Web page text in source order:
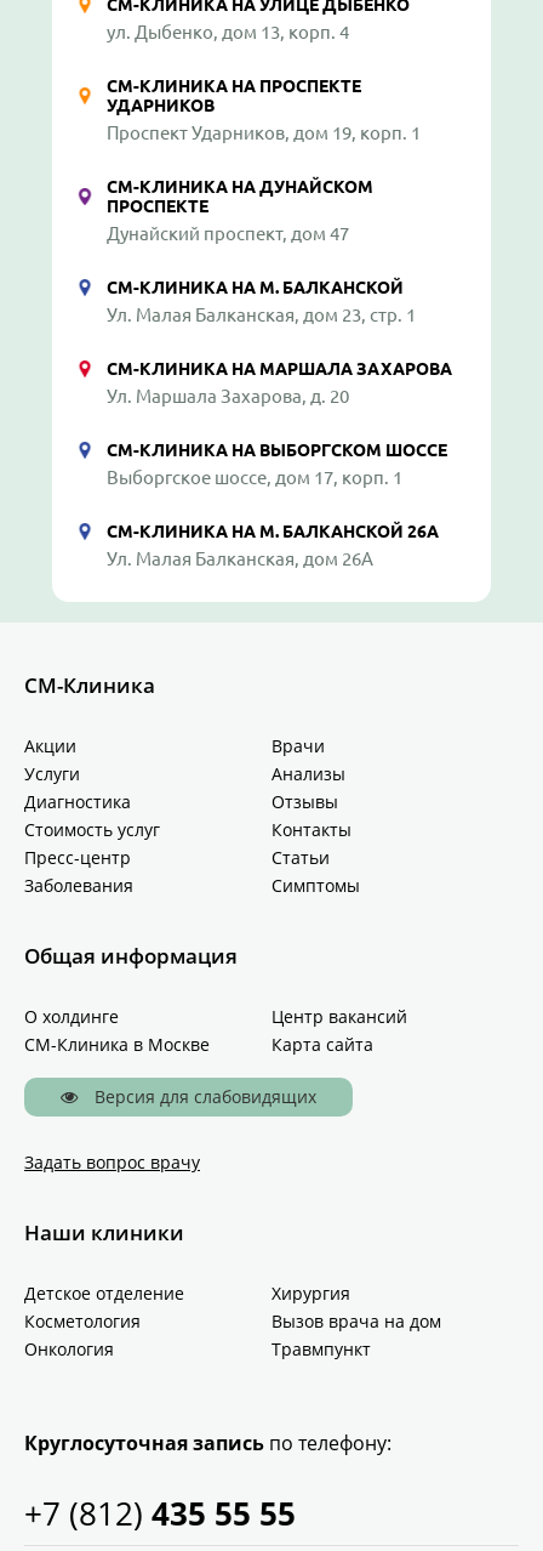
СМ-КЛИНИКА НА УЛИЦЕ ДЫБЕНКО
ул. Дыбенко, дом 13, корп. 4
СМ-КЛИНИКА НА ПРОСПЕКТЕ
УДАРНИКОВ
Проспект Ударников, дом 19, корп. 1
СМ-КЛИНИКА НА ДУНАЙСКОМ
ПРОСПЕКТЕ
Дунайский проспект, дом 47
СМ-КЛИНИКА НА М. БАЛКАНСКОЙ
Ул. Малая Балканская, дом 23, стр. 1
СМ-КЛИНИКА НА МАРШАЛА ЗАХАРОВА
Ул. Маршала Захарова, д. 20
СМ-КЛИНИКА НА ВЫБОРГСКОМ ШОССЕ
Выборгское шоссе, дом 17, корп. 1
СМ-КЛИНИКА НА М. БАЛКАНСКОЙ 26А
Ул. Малая Балканская, дом 26А
СМ-Клиника
Акции
Врачи
Услуги
Анализы
Диагностика
Отзывы
Стоимость услуг
Контакты
Пресс-центр
Статьи
Заболевания
Симптомы
Общая информация
О холдинге
Центр вакансий
СМ-Клиника в Москве
Карта сайта
Версия для слабовидящих
Задать вопрос врачу
Наши клиники
Детское отделение
Хирургия
Косметология
Вызов врача на дом
Онкология
Травмпункт
Круглосуточная запись по телефону:
+7 (812) 435 55 55